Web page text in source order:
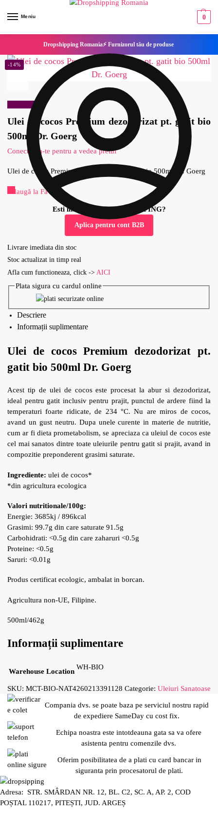
Meniu 0
Dropshipping Romania⚡ Furnizorul tău de produse
Reduceri!
Ulei de cocos Premium dezodorizat pt. gatit bio
500ml Dr. Goerg
Conecteaza-te pentru a vedea pretul
-14%
Ulei de cocos Premium dezodorizat pt. gatit bio 500ml Dr. Goerg
Adaugă la Favorite
Esti interesat de DROPSHIPPING?
Aplica pentru cont B2B
Livrare imediata din stoc
Stoc actualizat in timp real
Afla cum functioneaza, click -> AICI
Plata sigura cu cardul online
Descriere
Informații suplimentare
Ulei de cocos Premium dezodorizat pt.
gatit bio 500ml Dr. Goerg
Acest tip de ulei de cocos este procesat la abur si dezodorizat,
ideal pentru gatit inclusiv pentru prajit, punctul de ardere fiind la
temperaturi foarte ridicate, de 234 °C. Nu are miros de cocos,
avand un gust neutru. Dupa unele curente in materie de nutritie,
cum ar fi dieta prometabolism, se apreciaza ca uleiul de cocos este
cel mai sanatos dintre toate uleiurile pentru gatit si prajit, avand in
compozitie preponderent grasimi saturate.
Ingrediente: ulei de cocos*
*din agricultura ecologica
Valori nutritionale/100g:
Energie: 3685kj / 896kcal
Grasimi: 99.7g din care saturate 91.5g
Carbohidrati: <0.5g din care zaharuri <0.5g
Proteine: <0.5g
Saruri: <0.01g
Produs certificat ecologic, ambalat in borcan.
Agricultura non-UE, Filipine.
500ml/462g
Informații suplimentare
Warehouse Location
WH-BIO
SKU: MCT-BIO-NAT4260213391128 Categorie: Uleiuri Sanatoase
Compania dvs. se poate baza pe serviciul nostru rapid
de expediere SameDay cu cost fix.
Echipa noastra este intotdeauna gata sa va ofere
asistenta pentru comenzile dvs.
Oferim posibilitatea de a plati cu card bancar in
siguranta prin procesatorul de plati.
Adresa: STR. SMÂRDAN NR. 12, BL. C2, SC. A, AP. 2, COD
POȘTAL 110217, PITEȘTI, JUD. ARGEȘ